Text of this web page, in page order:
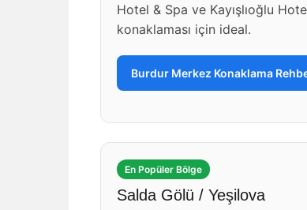
Hotel & Spa ve Kayışlıoğlu
konaklaması için ideal.
Burdur Merkez Konaklama
En Popüler Bölge
Salda Gölü / Yeşilova